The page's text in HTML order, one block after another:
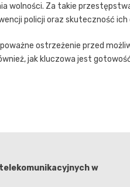
wolności. Za takie
policji oraz skuteczność
ostrzeżenie przed
jak kluczowa jest
w